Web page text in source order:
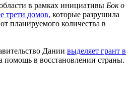
в рамках инициативы Бок о
трети домов, которые разрушила
планируемого количества в
Дании выделяет грант в
помощь в восстановлении страны.